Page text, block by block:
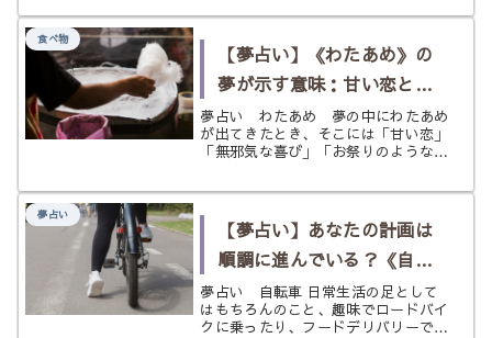
た」？ それによってあなたの意味が
食べ物
【夢占い】《わたあめ》の
夢が示す意味：甘い恋と無
邪気な喜び、そして儚さを
見つめるサイン
夢占い わたあめ 夢の中にわたあめ
が出てきたとき、そこには「甘い恋」
「無邪気な喜び」「お祭りのような非
期待」「一時的な幸せ」「儚い関係」
あります。 わたあめは、砂糖からで
き...
夢占い
【夢占い】あなたの計画は
順調に進んでいる？《自転
車》の夢
夢占い 自転車 日常生活の足として
はもちろんのこと、趣味でロードバイ
クに乗ったり、フードデリバリーで大